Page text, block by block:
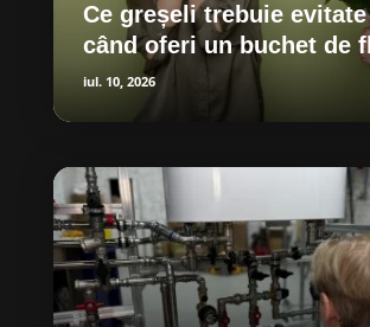
Ce greșeli trebuie
când oferi un buchet de
iul. 10, 2026